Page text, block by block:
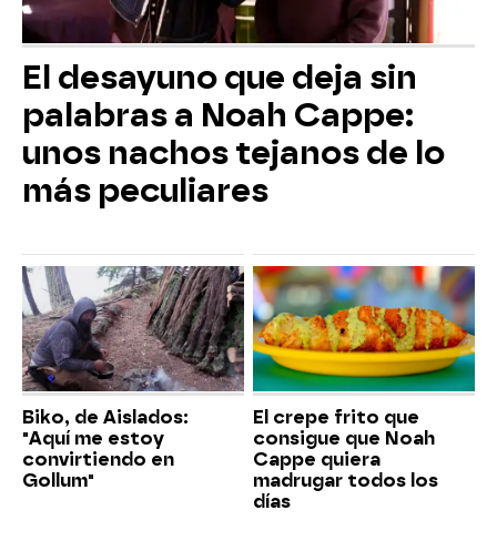
El desayuno que deja sin
palabras a Noah Cappe:
unos nachos tejanos de lo
más peculiares
Biko, de Aislados:
"Aquí me estoy
convirtiendo en
Gollum"
El crepe frito que
consigue que Noah
Cappe quiera
madrugar todos los
días